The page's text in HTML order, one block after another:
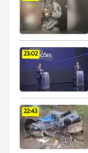
23:02
22:43